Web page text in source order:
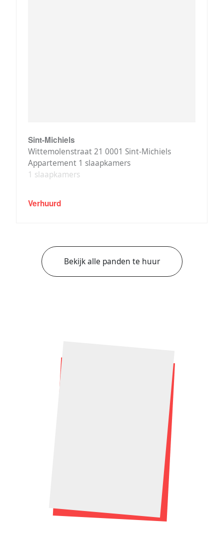
Sint-Michiels
Wittemolenstraat 21 0001 Sint-Michiels
Appartement 1 slaapkamers
1 slaapkamers
Verhuurd
Bekijk alle panden te huur